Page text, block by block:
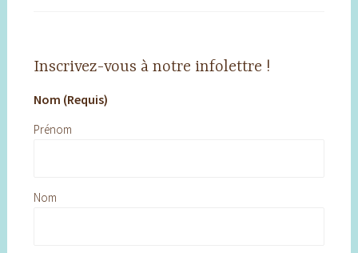
Inscrivez-vous à notre infolettre !
Nom (Requis)
Prénom
Nom